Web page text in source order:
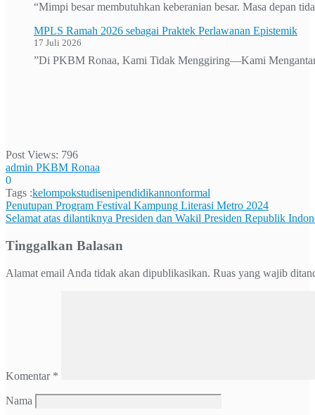
“Mimpi besar membutuhkan keberanian besar. Masa depan
MPLS Ramah 2026 sebagai Praktek Perlawanan Epistemik
17 Juli 2026
”Di PKBM Ronaa, Kami Tidak Menggiring—Kami
Post Views: 796
admin PKBM Ronaa
0
Tags :kelompokstudisenipendidikannonformal
Navigasi
pos
Penutupan Program Festival Kampung Literasi Metro 2024
Selamat atas dilantiknya Presiden dan Wakil Presiden Republik
Tinggalkan Balasan
Alamat email Anda tidak akan dipublikasikan. Ruas yang wajib
Komentar *
Nama